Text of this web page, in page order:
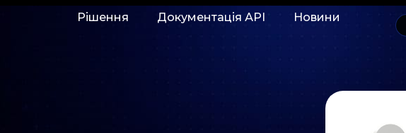
Рішення Документація АРІ Новини